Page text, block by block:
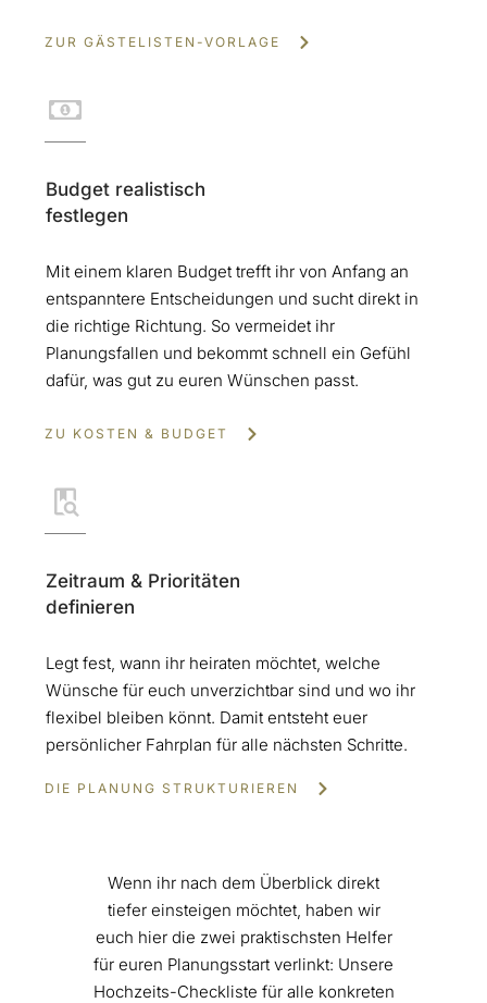
ZUR GÄSTELISTEN-VORLAGE
Budget realistisch
festlegen
Mit einem klaren Budget trefft ihr von Anfang an
entspanntere Entscheidungen und sucht direkt in
die richtige Richtung. So vermeidet ihr
Planungsfallen und bekommt schnell ein Gefühl
dafür, was gut zu euren Wünschen passt.
ZU KOSTEN & BUDGET
Zeitraum & Prioritäten
definieren
Legt fest, wann ihr heiraten möchtet, welche
Wünsche für euch unverzichtbar sind und wo ihr
flexibel bleiben könnt. Damit entsteht euer
persönlicher Fahrplan für alle nächsten Schritte.
DIE PLANUNG STRUKTURIEREN
Wenn ihr nach dem Überblick direkt
tiefer einsteigen möchtet, haben wir
euch hier die zwei praktischsten Helfer
für euren Planungsstart verlinkt: Unsere
Hochzeits-Checkliste für alle konkreten